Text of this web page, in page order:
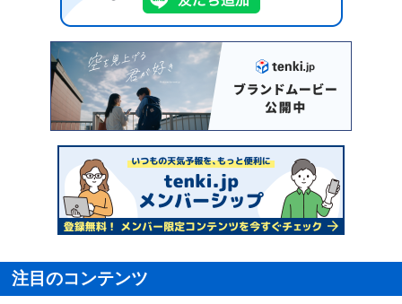
注目のコンテンツ